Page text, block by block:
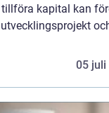
kapital kan
05 juli